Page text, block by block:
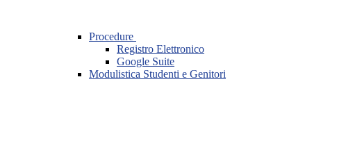
Procedure
Registro Elettronico
Google Suite
Modulistica Studenti e Genitori